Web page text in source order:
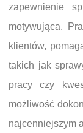
zapewnienie
motywująca.
klientów,
takich jak
pracy czy
możliwość
najcenniejszym